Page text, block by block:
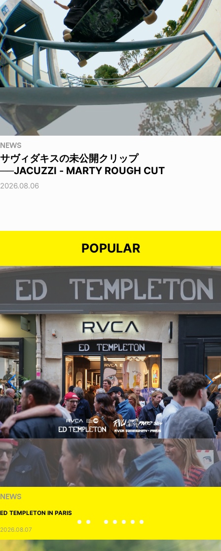
NEWS
サヴィダキスの未公開クリップ
──JACUZZI - MARTY ROUGH CUT
2026.08.06
POPULAR
NEWS
ED TEMPLETON IN PARIS
2026.08.07